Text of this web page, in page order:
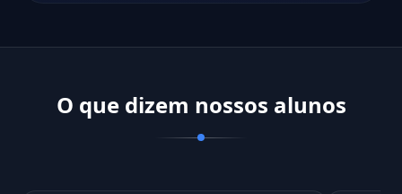
O que dizem nossos alunos